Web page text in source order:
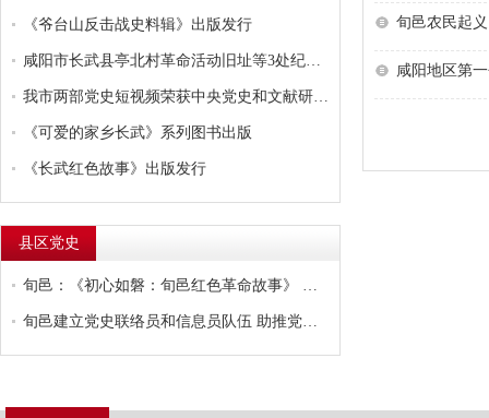
《爷台山反击战史料辑》出版发行
咸阳市长武县亭北村革命活动旧址等3处纪念场馆被授予...
我市两部党史短视频荣获中央党史和文献研究院表彰
《可爱的家乡长武》系列图书出版
《长武红色故事》出版发行
县区党史
旬邑：《初心如磐：旬邑红色革命故事》 编印发行
旬邑建立党史联络员和信息员队伍 助推党史工作全面发...
旬邑农民起义
咸阳地区第